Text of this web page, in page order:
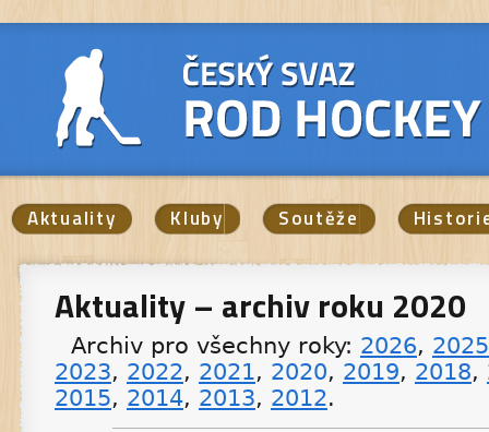
Aktuality Kluby Soutěže
Aktuality – archiv roku 2020
Archiv pro všechny roky: 2026, 2025
2023, 2022, 2021, 2020, 2019, 2018,
2015, 2014, 2013, 2012.